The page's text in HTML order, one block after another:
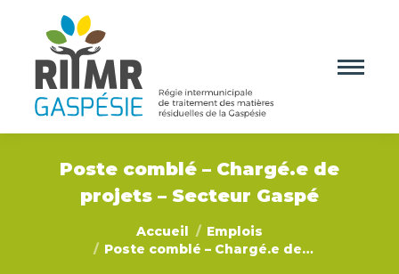
Poste comblé – Chargé.e de
projets – Secteur Gaspé
Accueil
Emplois
Poste comblé – Chargé.e de…